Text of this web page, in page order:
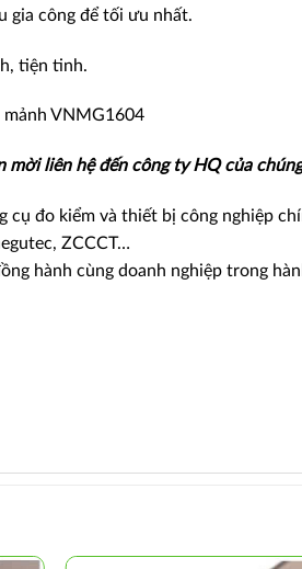
gia công để tối ưu nhất.
tiện tinh.
mảnh VNMG1604
liên hệ đến công ty HQ của
cụ đo kiểm và thiết bị công nghiệp
ZCCCT…
hành cùng doanh nghiệp trong